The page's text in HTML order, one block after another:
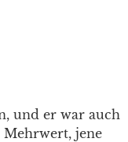
und er war auch
Mehrwert, jene